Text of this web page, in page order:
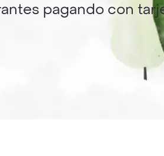
pagando con